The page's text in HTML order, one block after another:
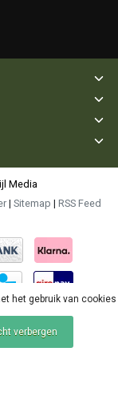
Media
| Sitemap | RSS Feed
het gebruik van cookies
verbergen